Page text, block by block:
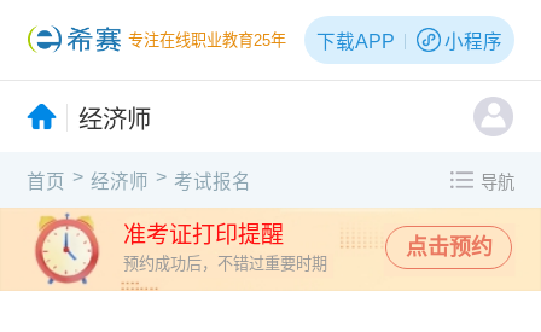
专注在线职业教育25年 下载APP 小程序
经济师
首页 > 经济师 > 考试报名 导航
准考证打印提醒
预约成功后，不错过重要时期
点击预约